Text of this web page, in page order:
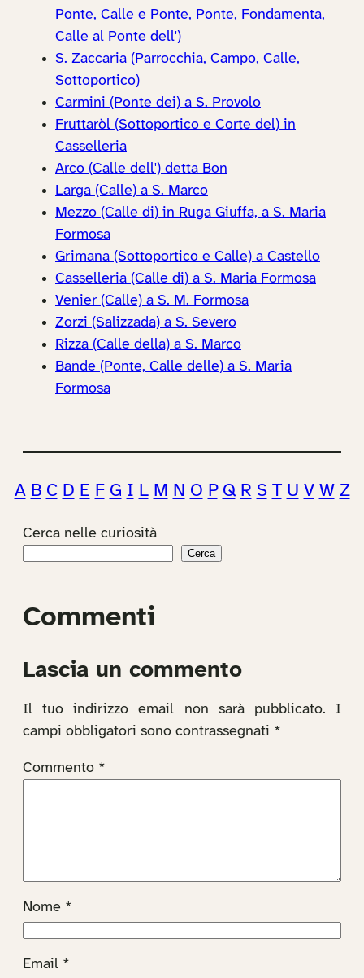
Ponte, Calle e Ponte, Ponte, Fondamenta,
Calle al Ponte dell')
S. Zaccaria (Parrocchia, Campo, Calle,
Sottoportico)
Carmini (Ponte dei) a S. Provolo
Fruttaròl (Sottoportico e Corte del) in
Casselleria
Arco (Calle dell') detta Bon
Larga (Calle) a S. Marco
Mezzo (Calle di) in Ruga Giuffa, a S. Maria
Formosa
Grimana (Sottoportico e Calle) a Castello
Casselleria (Calle di) a S. Maria Formosa
Venier (Calle) a S. M. Formosa
Zorzi (Salizzada) a S. Severo
Rizza (Calle della) a S. Marco
Bande (Ponte, Calle delle) a S. Maria
Formosa
A B C D E F G I L M N O P Q R S T U V W Z
Cerca nelle curiosità
Cerca
Commenti
Lascia un commento
Il tuo indirizzo email non sarà pubblicato.
I
campi obbligatori sono contrassegnati *
Commento *
Nome *
Email *